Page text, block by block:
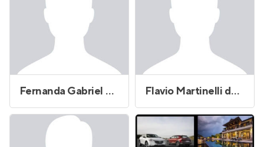
Fernanda Gabriel Morais Marques Flavio Martinelli de Freitas Pedro